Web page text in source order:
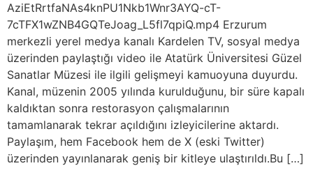
AziEtRrtfaNAs4knPU1Nkb1Wnr3AYQ-cT-
7cTFX1wZNB4GQTeJoag_L5fl7qpiQ.mp4 Erzurum
merkezli yerel medya kanalı Kardelen TV, sosyal medya
üzerinden paylaştığı video ile Atatürk Üniversitesi Güzel
Sanatlar Müzesi ile ilgili gelişmeyi kamuoyuna duyurdu.
Kanal, müzenin 2005 yılında kurulduğunu, bir süre kapalı
kaldıktan sonra restorasyon çalışmalarının
tamamlanarak tekrar açıldığını izleyicilerine aktardı.
Paylaşım, hem Facebook hem de X (eski Twitter)
üzerinden yayınlanarak geniş bir kitleye ulaştırıldı.Bu […]